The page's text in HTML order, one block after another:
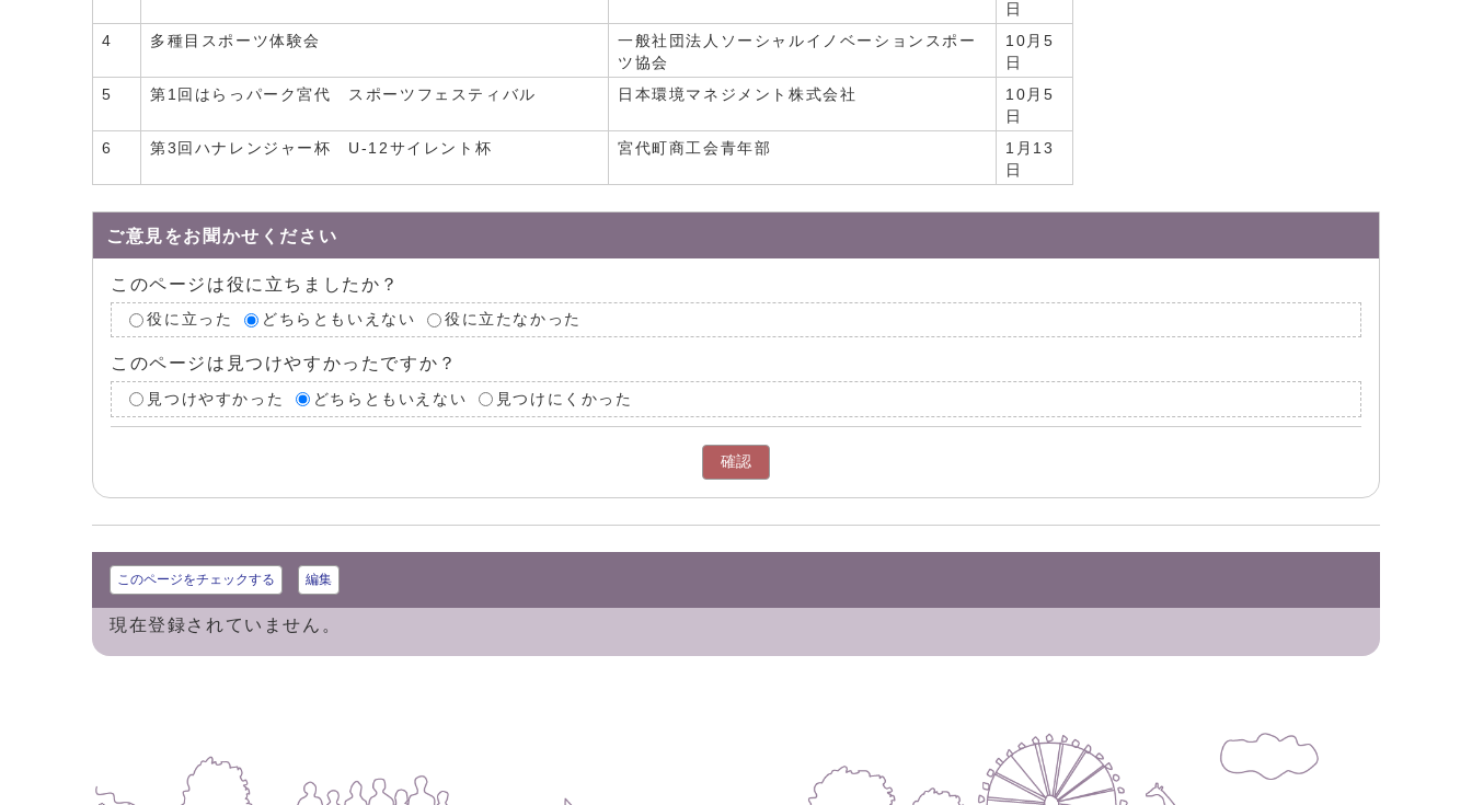
日
4
多種目スポーツ体験会
一般社団法人ソーシャルイノベーションスポー
ツ協会
10月5
日
5
第1回はらっパーク宮代 スポーツフェスティバル 日本環境マネジメント株式会社
10月5
日
6
第3回ハナレンジャー杯 U-12サイレント杯 宮代町商工会青年部
1月13
日
ご意見をお聞かせください
このページは役に立ちましたか？
役に立った どちらともいえない 役に立たなかった
このページは見つけやすかったですか？
見つけやすかった どちらともいえない 見つけにくかった
確認
このページをチェックする 編集
現在登録されていません。